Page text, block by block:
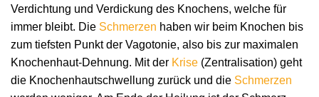
Verdichtung und Verdickung des Knochens, welche für
immer bleibt. Die Schmerzen haben wir beim Knochen bis
zum tiefsten Punkt der Vagotonie, also bis zur maximalen
Knochenhaut-Dehnung. Mit der Krise (Zentralisation) geht
die Knochenhautschwellung zurück und die Schmerzen